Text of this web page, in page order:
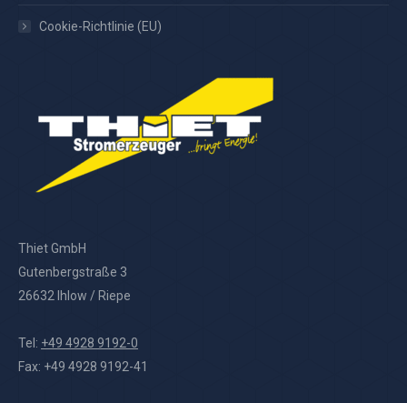
Cookie-Richtlinie (EU)
Thiet GmbH
Gutenbergstraße 3
26632 Ihlow / Riepe
Tel: +49 4928 9192-0
Fax: +49 4928 9192-41